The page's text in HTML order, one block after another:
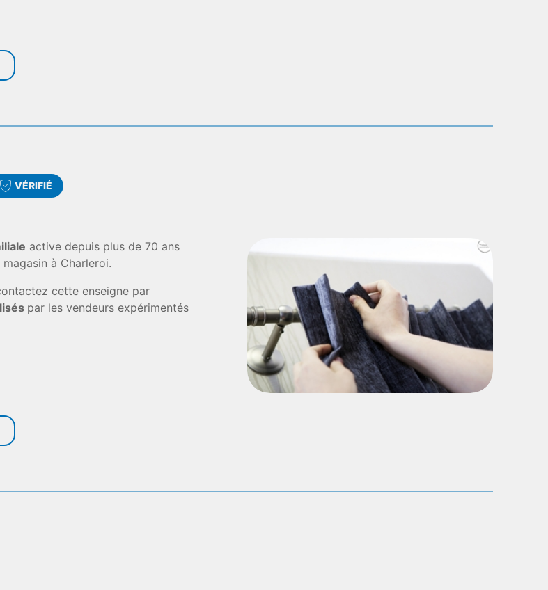
VÉRIFIÉ
active depuis plus de 70 ans
à Charleroi.
cette enseigne par
par les vendeurs expérimentés